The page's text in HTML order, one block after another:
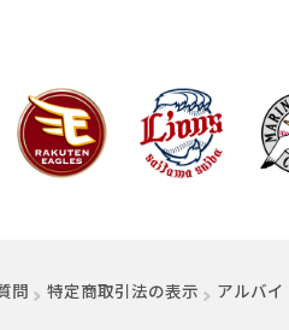
ウで開く）
問 特定商取引法の表示 アルバイ